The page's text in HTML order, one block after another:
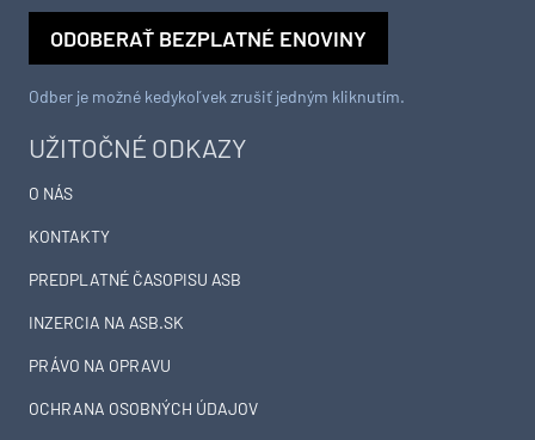
UŽITOČNÉ ODKAZY
O NÁS
KONTAKTY
PREDPLATNÉ ČASOPISU ASB
INZERCIA NA ASB.SK
PRÁVO NA OPRAVU
OCHRANA OSOBNÝCH ÚDAJOV
ODOBERAŤ BEZPLATNÉ ENOVINY
Odber je možné kedykoľvek zrušiť jedným kliknutím.